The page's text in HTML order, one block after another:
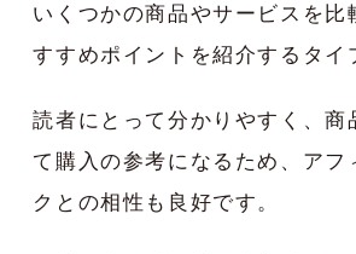
いくつかの商品やサービスを比
すすめポイントを紹介するタイ
読者にとって分かりやすく、商
て購入の参考になるため、アフ
クとの相性も良好です。